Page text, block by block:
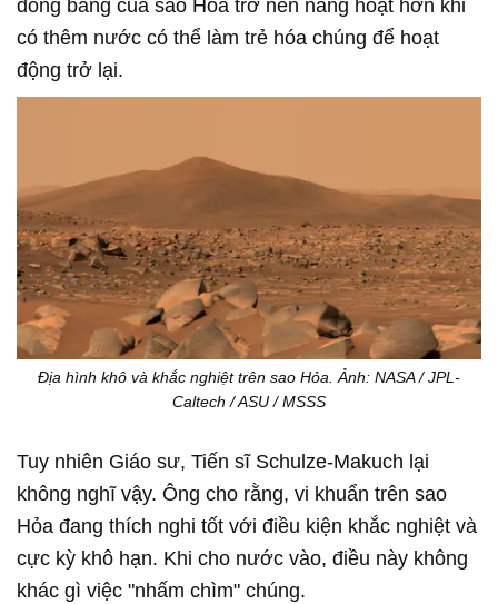
đóng băng của sao Hỏa trở nên năng hoạt hơn khi
có thêm nước có thể làm trẻ hóa chúng để hoạt
động trở lại.
Địa hình khô và khắc nghiệt trên sao Hỏa. Ảnh: NASA / JPL-
Caltech / ASU / MSSS
Tuy nhiên Giáo sư, Tiến sĩ Schulze-Makuch lại
không nghĩ vậy. Ông cho rằng, vi khuẩn trên sao
Hỏa đang thích nghi tốt với điều kiện khắc nghiệt và
cực kỳ khô hạn. Khi cho nước vào, điều này không
khác gì việc "nhấm chìm" chúng.